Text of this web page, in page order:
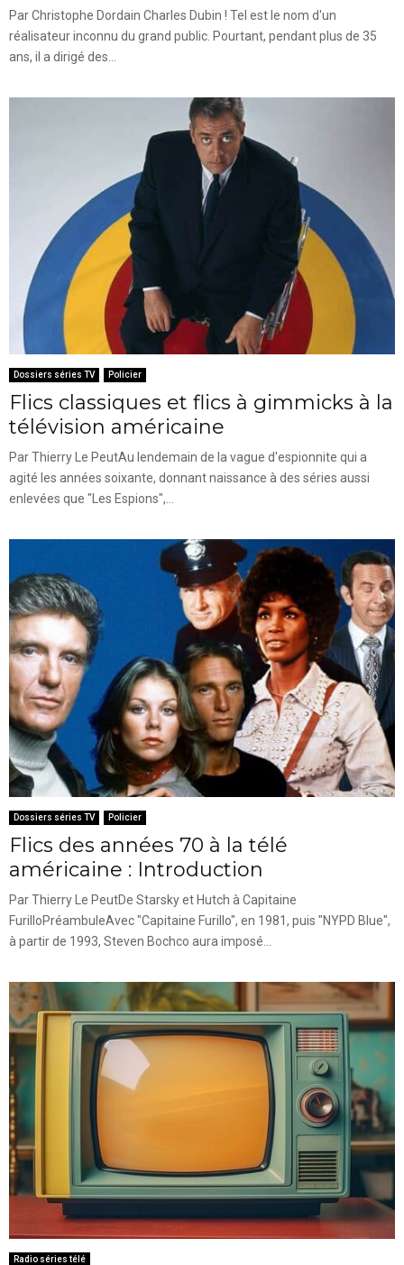
Par Christophe Dordain Charles Dubin ! Tel est le nom d'un
réalisateur inconnu du grand public. Pourtant, pendant plus de 35
ans, il a dirigé des...
Dossiers séries TV Policier
Flics classiques et flics à gimmicks à la
télévision américaine
Par Thierry Le PeutAu lendemain de la vague d'espionnite qui a
agité les années soixante, donnant naissance à des séries aussi
enlevées que "Les Espions",...
Dossiers séries TV Policier
Flics des années 70 à la télé
américaine : Introduction
Par Thierry Le PeutDe Starsky et Hutch à Capitaine
FurilloPréambuleAvec "Capitaine Furillo", en 1981, puis "NYPD Blue",
à partir de 1993, Steven Bochco aura imposé...
Radio séries télé